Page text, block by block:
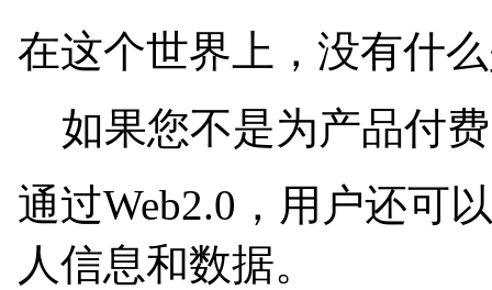
在这个世界上，没有什
如果您不是为产品付
通过Web2.0，用户还可
人信息和数据。